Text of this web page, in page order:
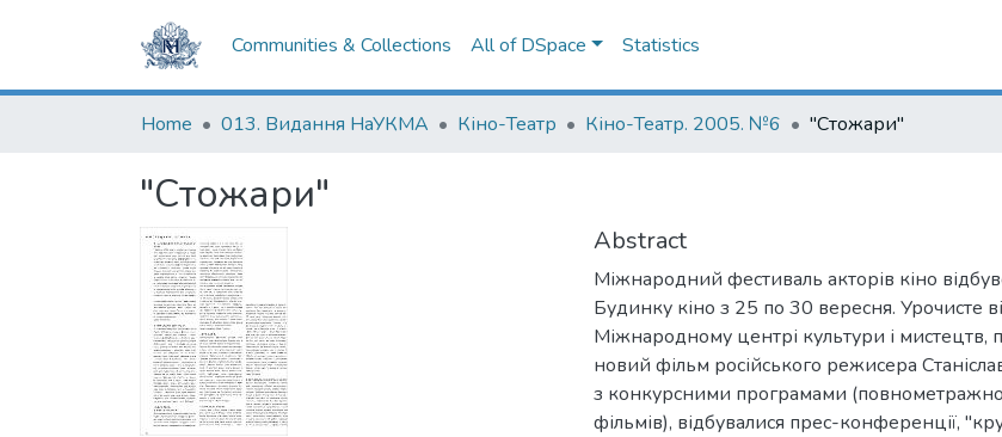
Communities & Collections All of DSpace Statistics
Home 013. Видання НаУКМА Кіно-Театр Кіно-Театр. 2005. №6 "Стожари"
"Стожари"
Abstract
Міжнародний фестиваль акторів кіно
Будинку кіно з 25 по 30 вересня. Урочисте
Міжнародному центрі культури і мистецтв,
новий фільм російського режисера
з конкурсними програмами
фільмів), відбувалися прес-конференції,